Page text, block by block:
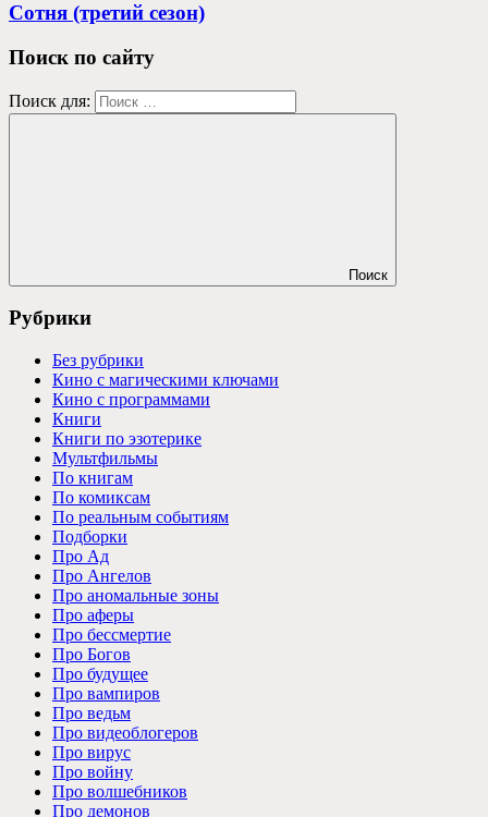
Сотня (третий сезон)
Поиск по сайту
Поиск для:
Поиск
Рубрики
Без рубрики
Кино с магическими ключами
Кино с программами
Книги
Книги по эзотерике
Мультфильмы
По книгам
По комиксам
По реальным событиям
Подборки
Про Ад
Про Ангелов
Про аномальные зоны
Про аферы
Про бессмертие
Про Богов
Про будущее
Про вампиров
Про ведьм
Про видеоблогеров
Про вирус
Про войну
Про волшебников
Про демонов